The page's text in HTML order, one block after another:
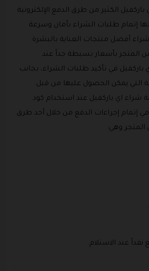
الكثير من طرق الدفع الإلكترونية
إتمام طلبات الشراء بأمان وسرعة
شراء أفضل منتجات العناية بالبشرة
المتجر بأسعار بسيطة جداً عند
باركفيل في تأكيد طلبات الشراء، بجانب
التي يمكن الحصول عليها من قبل
شراء اي باركفيل عند استخدام كود
إتمام إجراءات الدفع من خلال أحد طرق
المتجر وهي:
نقداً عند الاستلام.